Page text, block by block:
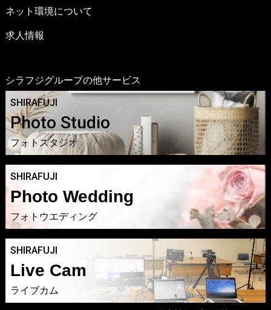
ネット環境について
求人情報
シラフジグループの他サービス
SHIRAFUJI
Photo Studio
フォトスタジオ
SHIRAFUJI
Photo Wedding
フォトウエディング
SHIRAFUJI
Live Cam
ライブカム